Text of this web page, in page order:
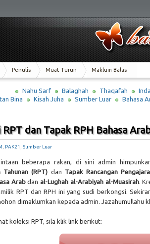
Penulis Muat Turun Maklum Balas
Nahu Sarf Balaghah Thaqafah
Bina
Kisah Juha Sumber Luar Bahasa
dan Tapak RPH Bahasa
PAK21 Sumber Luar
beberapa rakan, di sini admin
Tahunan (RPT) dan Tapak Rancangan
Arabdanal-Lughah al-Arabiyah al-Muasirah.
RPT dan RPH ini yang sudi berkongsi.
dimaklumkan kepada admin. Jazahumullahu
koleksi RPT, sila klik link berikut: